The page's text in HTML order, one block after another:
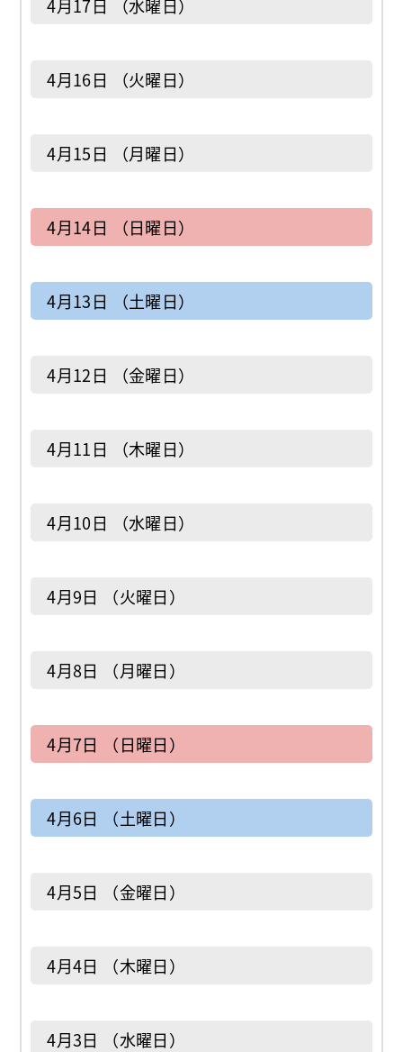
4月17日 （水曜日）
4月16日 （火曜日）
4月15日 （月曜日）
4月14日 （日曜日）
4月13日 （土曜日）
4月12日 （金曜日）
4月11日 （木曜日）
4月10日 （水曜日）
4月9日 （火曜日）
4月8日 （月曜日）
4月7日 （日曜日）
4月6日 （土曜日）
4月5日 （金曜日）
4月4日 （木曜日）
4月3日 （水曜日）